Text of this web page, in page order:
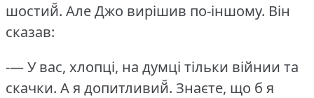
шостий̆. Але Джо вирішив по-іншому. Він
сказав:
-— У вас, хлопці, на думці тільки війнии та
скачки. А я допитливий̆. Знаєте, що б я